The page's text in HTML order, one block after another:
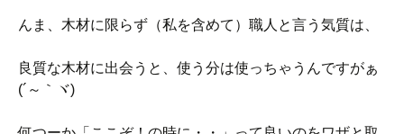
んま、木材に限らず（私を含めて）職人と言う気質は、
良質な木材に出会うと、使う分は使っちゃうんですがぁ
(´～｀ヾ)